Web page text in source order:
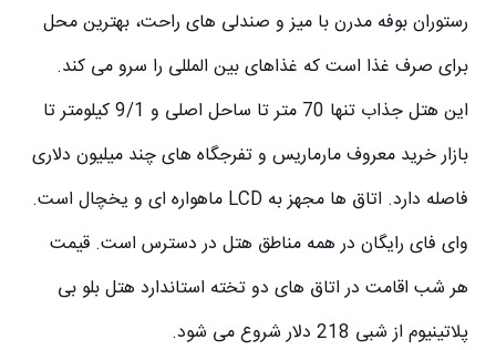
رستوران بوفه مدرن با میز و صندلی های راحت، بهترین محل
برای صرف غذا است که غذاهای بین المللی را سرو می کند.
این هتل جذاب تنها 70 متر تا ساحل اصلی و 9/1 کیلومتر تا
بازار خرید معروف مارماریس و تفرجگاه‌ های چند میلیون دلاری
فاصله دارد. اتاق ها مجهز به LCD ماهواره ای و یخچال است.
وای فای رایگان در همه مناطق هتل در دسترس است. قیمت
هر شب اقامت در اتاق های دو تخته استاندارد هتل بلو بی
پلاتینیوم از شبی 218 دلار شروع می شود.